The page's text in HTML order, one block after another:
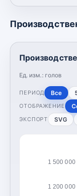
Ед. изм.: голов
ПЕРИОД Все
ОТОБРАЖЕНИЕ
ЭКСПОРТ SVG
1 200 000
1 500 000